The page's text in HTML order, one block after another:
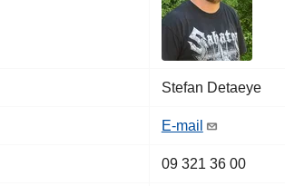
Stefan Detaeye
E-mail
09 321 36 00